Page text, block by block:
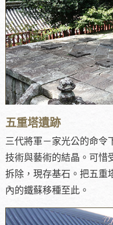
五重塔遺跡
三代將軍－家光公的命令
技術與藝術的結晶。可惜
拆除，現存基石。把五重
內的鐵蘇移種至此。